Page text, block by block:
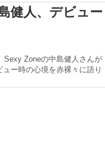
健人、デビュー
Sexy Zoneの中島健人さんが
ー時の心境を赤裸々に語り